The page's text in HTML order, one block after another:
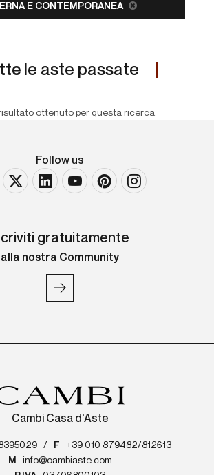
E CONTEMPORANEA
le aste passate
ottenuto per questa ricerca.
Follow us
gratuitamente
alla nostra Community
Cambi Casa d'Aste
/ F
+39 010 879482/812613
M
info@cambiaste.com